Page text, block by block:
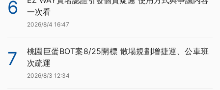
6
一次看
2026/8/4 16:47
7
桃園巨蛋BOT案8/25開標 散場規劃增捷運、公車班
次疏運
2026/8/3 12:34